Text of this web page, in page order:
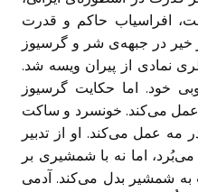
افراسیاب حاکم و قدرت
در جبهه‌ی شر و گرسیوز
نمادی از پیران ویسه شد.
خود. اما حکایت گرسیوز
عمل می‌کند. خونسرد و ساکت
عمل می‌کند. او از تدبیر
اما نه با شمشیری بر
به شمشیر بدل می‌کند. آدمی